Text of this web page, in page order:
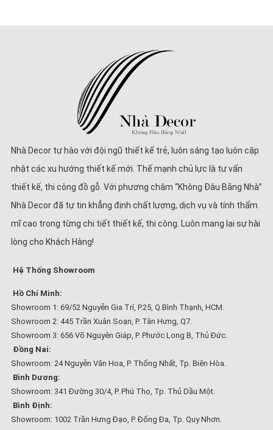
Nhà Decor tự hào với đội ngũ thiết kế trẻ, luôn sáng tạo luôn cập
nhật các xu hướng thiết kế mới. Thế mạnh chủ lực là tư vấn
thiết kế, thi công đồ gỗ. Với phương châm “Không Đâu Bằng Nhà”
Nhà Decor đã tự tin khẳng định chất lượng, dịch vụ và tính thẩm
mĩ cao trong từng chi tiết thiết kế, thi công. Luôn mang lại sự hài
lòng cho Khách Hàng!
Hệ Thống Showroom
Hồ Chí Minh:
Showroom 1: 69/52 Nguyễn Gia Trí, P.25, Q.Bình Thạnh, HCM.
Showroom 2: 445 Trần Xuân Soạn, P. Tân Hưng, Q7.
Showroom 3: 656 Võ Nguyên Giáp, P. Phước Long B, Thủ Đức.
Đồng Nai:
Showroom: 24 Nguyễn Văn Hoa, P. Thống Nhất, Tp. Biên Hòa.
Bình Dương:
Showroom: 341 Đường 30/4, P. Phú Thọ, Tp. Thủ Dầu Một.
Bình Định:
Showroom: 1002 Trần Hưng Đạo, P. Đống Đa, Tp. Quy Nhơn.